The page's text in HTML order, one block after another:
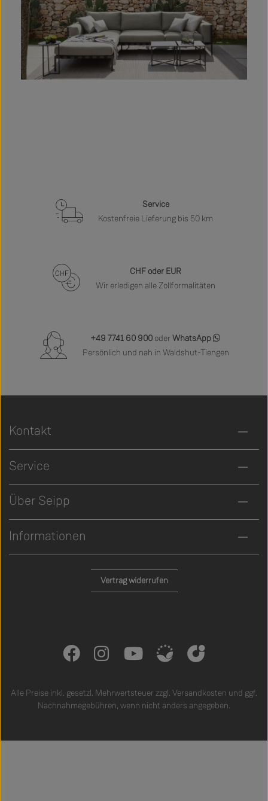
Service
Kostenfreie Lieferung bis 50 km
CHF oder EUR
Wir erledigen alle Zollformalitäten
+49 7741 60 900 oder WhatsApp
Persönlich und nah in Waldshut-Tiengen
Kontakt
Service
Über Seipp
Informationen
Vertrag widerrufen
Alle Preise inkl. gesetzl. Mehrwertsteuer zzgl. Versandkosten und ggf.
Nachnahmegebühren, wenn nicht anders angegeben.